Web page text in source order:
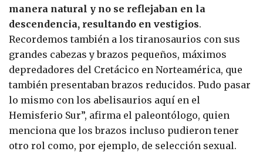
manera natural y no se reflejaban en la
descendencia, resultando en vestigios.
Recordemos también a los tiranosaurios con sus
grandes cabezas y brazos pequeños, máximos
depredadores del Cretácico en Norteamérica, que
también presentaban brazos reducidos. Pudo pasar
lo mismo con los abelisaurios aquí en el
Hemisferio Sur”, afirma el paleontólogo, quien
menciona que los brazos incluso pudieron tener
otro rol como, por ejemplo, de selección sexual.